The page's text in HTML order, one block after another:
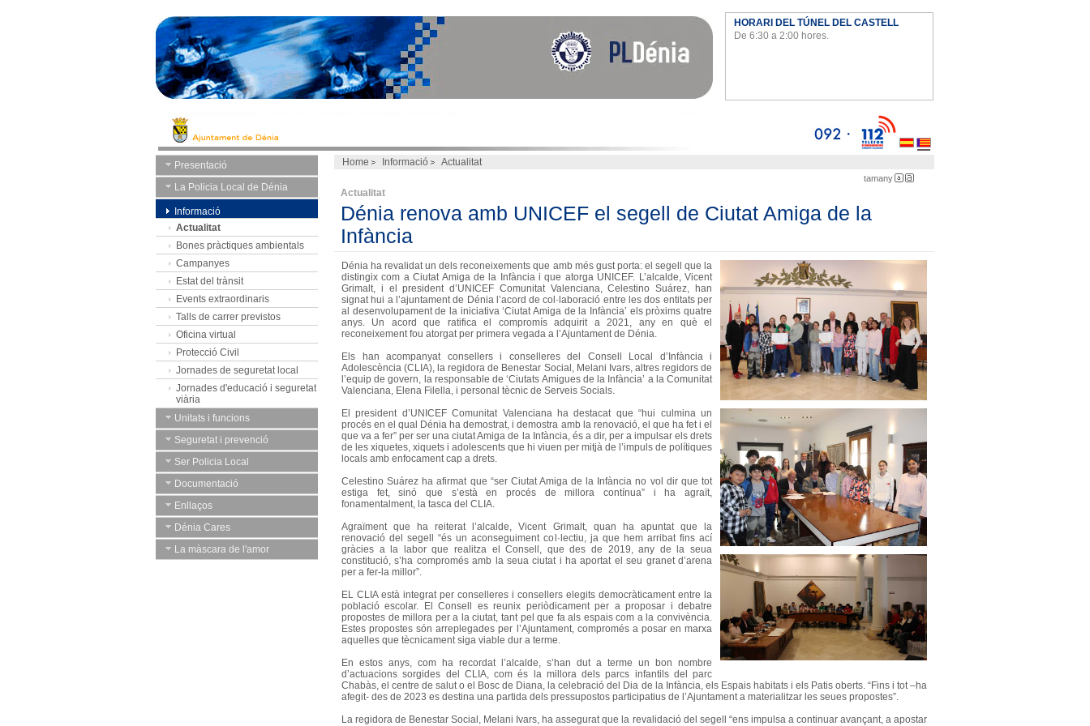
HORARI DEL TÚNEL DEL CASTELL
De 6:30 a 2:00 hores.
Presentació
La Policia Local de Dénia
Informació
Actualitat
Bones pràctiques ambientals
Campanyes
Estat del trànsit
Events extraordinaris
Talls de carrer previstos
Oficina virtual
Protecció Civil
Jornades de seguretat local
Jornades d'educació i seguretat
viària
Unitats i funcions
Seguretat i prevenció
Ser Policia Local
Documentació
Enllaços
Dénia Cares
La màscara de l'amor
Home Informació Actualitat
tamany
Actualitat
Dénia renova amb UNICEF el segell de Ciutat Amiga de la
Infància
Dénia ha revalidat un dels reconeixements que amb més gust porta: el segell que la
distingix com a Ciutat Amiga de la Infància i que atorga UNICEF. L’alcalde, Vicent
Grimalt, i el president d’UNICEF Comunitat Valenciana, Celestino Suárez, han
signat hui a l’ajuntament de Dénia l’acord de col·laboració entre les dos entitats per
al desenvolupament de la iniciativa ‘Ciutat Amiga de la Infància’ els pròxims quatre
anys. Un acord que ratifica el compromís adquirit a 2021, any en què el
reconeixement fou atorgat per primera vegada a l’Ajuntament de Dénia.
Els han acompanyat consellers i conselleres del Consell Local d’Infància i
Adolescència (CLIA), la regidora de Benestar Social, Melani Ivars, altres regidors de
l’equip de govern, la responsable de ‘Ciutats Amigues de la Infància’ a la Comunitat
Valenciana, Elena Filella, i personal tècnic de Serveis Socials.
El president d’UNICEF Comunitat Valenciana ha destacat que “hui culmina un
procés en el qual Dénia ha demostrat, i demostra amb la renovació, el que ha fet i el
que va a fer” per ser una ciutat Amiga de la Infància, és a dir, per a impulsar els drets
de les xiquetes, xiquets i adolescents que hi viuen per mitjà de l’impuls de polítiques
locals amb enfocament cap a drets.
Celestino Suárez ha afirmat que “ser Ciutat Amiga de la Infància no vol dir que tot
estiga fet, sinó que s’està en procés de millora contínua” i ha agraït,
fonamentalment, la tasca del CLIA.
Agraïment que ha reiterat l’alcalde, Vicent Grimalt, quan ha apuntat que la
renovació del segell “és un aconseguiment col·lectiu, ja que hem arribat fins ací
gràcies a la labor que realitza el Consell, que des de 2019, any de la seua
constitució, s’ha compromés amb la seua ciutat i ha aportat el seu granet d’arena
per a fer-la millor”.
EL CLIA està integrat per conselleres i consellers elegits democràticament entre la
població escolar. El Consell es reunix periòdicament per a proposar i debatre
propostes de millora per a la ciutat, tant pel que fa als espais com a la convivència.
Estes propostes són arreplegades per l’Ajuntament, compromés a posar en marxa
aquelles que tècnicament siga viable dur a terme.
En estos anys, com ha recordat l’alcalde, s’han dut a terme un bon nombre
d’actuacions sorgides del CLIA, com és la millora dels parcs infantils del parc
Chabàs, el centre de salut o el Bosc de Diana, la celebració del Dia de la Infància, els Espais habitats i els Patis oberts. “Fins i tot –ha
afegit- des de 2023 es destina una partida dels pressupostos participatius de l’Ajuntament a materialitzar les seues propostes”.
La regidora de Benestar Social, Melani Ivars, ha assegurat que la revalidació del segell “ens impulsa a continuar avançant, a apostar